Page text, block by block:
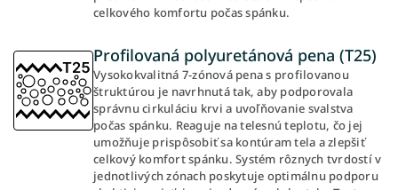
celkového komfortu počas spánku.
Profilovaná polyuretánová pena (T25)
Vysokokvalitná 7-zónová pena s profilovanou
štruktúrou je navrhnutá tak, aby podporovala
správnu cirkuláciu krvi a uvoľňovanie svalstva
počas spánku. Reaguje na telesnú teplotu, čo jej
umožňuje prispôsobiť sa kontúram tela a zlepšiť
celkový komfort spánku. Systém rôznych tvrdostí v
jednotlivých zónach poskytuje optimálnu podporu